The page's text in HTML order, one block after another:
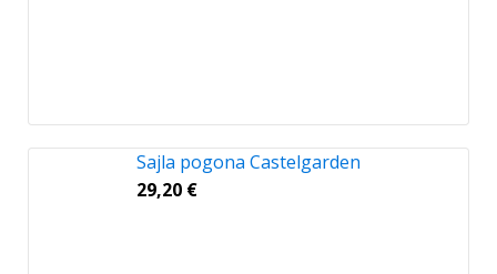
Sajla pogona Castelgarden
29,20 €